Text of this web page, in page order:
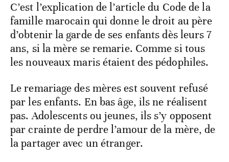
C’est l’explication de l’article du Code de la
famille marocain qui donne le droit au père
d’obtenir la garde de ses enfants dès leurs 7
ans, si la mère se remarie. Comme si tous
les nouveaux maris étaient des pédophiles.
Le remariage des mères est souvent refusé
par les enfants. En bas âge, ils ne réalisent
pas. Adolescents ou jeunes, ils s’y opposent
par crainte de perdre l’amour de la mère, de
la partager avec un étranger.